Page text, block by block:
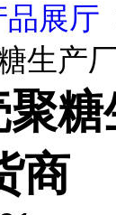
品展厅
生产
聚
商